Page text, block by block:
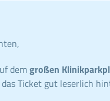
demgroßen
Ticket gut leserlich